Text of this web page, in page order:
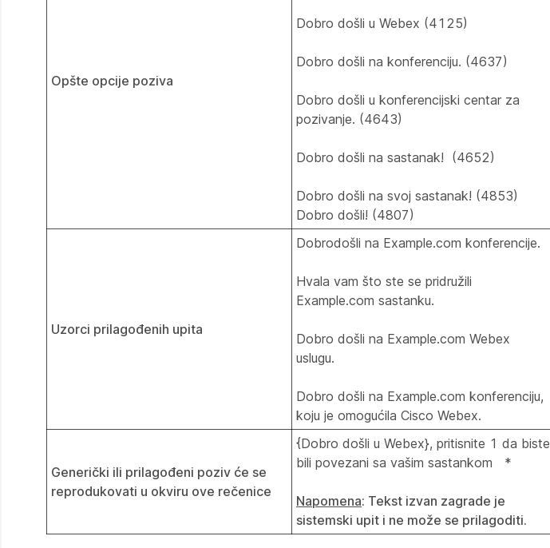
Opšte opcije poziva
Dobro došli u Webex (4125)
Dobro došli na konferenciju. (4637)
Dobro došli u konferencijski centar za
pozivanje. (4643)
Dobro došli na sastanak! (4652)
Dobro došli na svoj sastanak! (4853)
Dobro došli! (4807)
Uzorci prilagođenih upita
Dobrodošli na Example.com konferencije.
Hvala vam što ste se pridružili
Example.com sastanku.
Dobro došli na Example.com Webex
uslugu.
Dobro došli na Example.com konferenciju,
koju je omogućila Cisco Webex.
Generički ili prilagođeni poziv će se
reprodukovati u okviru ove rečenice
{Dobro došli u Webex}, pritisnite 1 da biste
bili povezani sa vašim sastankom *
Napomena: Tekst izvan zagrade je
sistemski upit i ne može se prilagoditi.